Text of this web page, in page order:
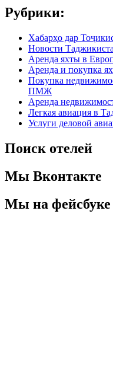
Рубрики:
Хабарҳо дар
Новости
Аренда яхты в
Аренда и покупка
Покупка
ПМЖ
Аренда
Легкая авиация в
Услуги деловой
Поиск отелей
Мы Вконтакте
Мы на фейсбуке